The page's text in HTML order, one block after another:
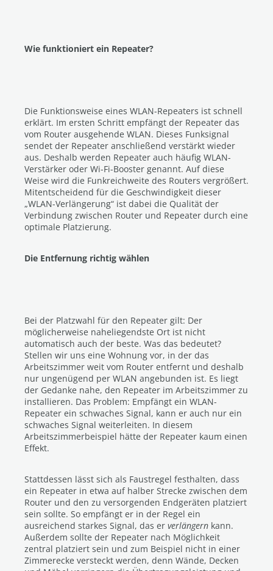
Wie funktioniert ein Repeater?
Die Funktionsweise eines WLAN-Repeaters ist schnell
erklärt. Im ersten Schritt empfängt der Repeater das
vom Router ausgehende WLAN. Dieses Funksignal
sendet der Repeater anschließend verstärkt wieder
aus. Deshalb werden Repeater auch häufig WLAN-
Verstärker oder Wi-Fi-Booster genannt. Auf diese
Weise wird die Funkreichweite des Routers vergrößert.
Mitentscheidend für die Geschwindigkeit dieser
„WLAN-Verlängerung“ ist dabei die Qualität der
Verbindung zwischen Router und Repeater durch eine
optimale Platzierung.
Die Entfernung richtig wählen
Bei der Platzwahl für den Repeater gilt: Der
möglicherweise naheliegendste Ort ist nicht
automatisch auch der beste. Was das bedeutet?
Stellen wir uns eine Wohnung vor, in der das
Arbeitszimmer weit vom Router entfernt und deshalb
nur ungenügend per WLAN angebunden ist. Es liegt
der Gedanke nahe, den Repeater im Arbeitszimmer zu
installieren. Das Problem: Empfängt ein WLAN-
Repeater ein schwaches Signal, kann er auch nur ein
schwaches Signal weiterleiten. In diesem
Arbeitszimmerbeispiel hätte der Repeater kaum einen
Effekt.
Stattdessen lässt sich als Faustregel festhalten, dass
ein Repeater in etwa auf halber Strecke zwischen dem
Router und den zu versorgenden Endgeräten platziert
sein sollte. So empfängt er in der Regel ein
ausreichend starkes Signal, das er verlängern kann.
Außerdem sollte der Repeater nach Möglichkeit
zentral platziert sein und zum Beispiel nicht in einer
Zimmerecke versteckt werden, denn Wände, Decken